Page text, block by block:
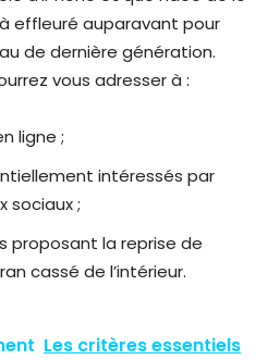
effleuré auparavant pour
de dernière génération.
vous adresser à :
ligne ;
intéressés par
sociaux ;
proposant la reprise de
cassé de l’intérieur.
Les critères essentiels